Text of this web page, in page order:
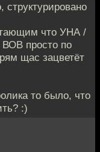
что УНА /
просто по
щас зацветёт
то было, что
:)